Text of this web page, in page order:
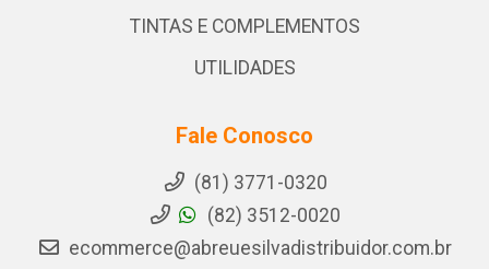
TINTAS E COMPLEMENTOS
UTILIDADES
Fale Conosco
(81) 3771-0320
(82) 3512-0020
ecommerce@abreuesilvadistribuidor.com.br